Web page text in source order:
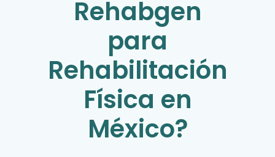
Rehabgen
para
Rehabilitación
Física en
México?